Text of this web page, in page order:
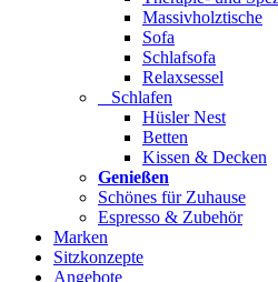
Massivholztische
Sofa
Schlafsofa
Relaxsessel
Schlafen
Hüsler Nest
Betten
Kissen & Decken
Genießen
Schönes für Zuhause
Espresso & Zubehör
Marken
Sitzkonzepte
Angebote